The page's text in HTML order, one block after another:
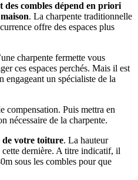
des combles dépend en priori
. La charpente traditionnelle
offre des espaces plus
charpente fermette vous
ces espaces perchés. Mais il est
engageant un spécialiste de la
compensation. Puis mettra en
nécessaire de la charpente.
de votre toiture. La hauteur
dernière. A titre indicatif, il
sous les combles pour que